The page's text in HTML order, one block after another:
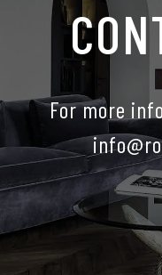
For more